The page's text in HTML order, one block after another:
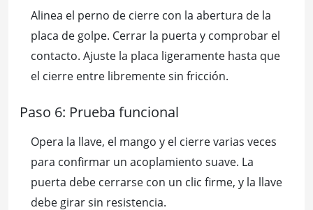
Alinea el perno de cierre con la abertura de la
placa de golpe. Cerrar la puerta y comprobar el
contacto. Ajuste la placa ligeramente hasta que
el cierre entre libremente sin fricción.
Paso 6: Prueba funcional
Opera la llave, el mango y el cierre varias veces
para confirmar un acoplamiento suave. La
puerta debe cerrarse con un clic firme, y la llave
debe girar sin resistencia.